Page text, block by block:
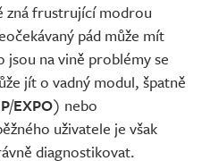
zná frustrující modrou
pád může mít
na vině problémy se
jít o vadný modul, špatně
/EXPO) nebo
uživatele je však
diagnostikovat.